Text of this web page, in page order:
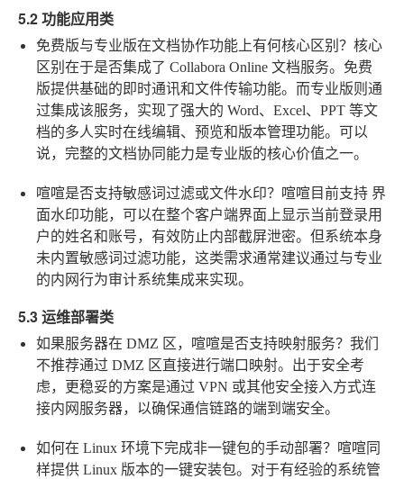
5.2 功能应用类
免费版与专业版在文档协作功能上有何核心区别？ 核心
区别在于是否集成了 Collabora Online 文档服务。免费
版提供基础的即时通讯和文件传输功能。而专业版则通
过集成该服务，实现了强大的 Word、Excel、PPT 等文
档的多人实时在线编辑、预览和版本管理功能。可以
说，完整的文档协同能力是专业版的核心价值之一。
喧喧是否支持敏感词过滤或文件水印？ 喧喧目前支持 界
面水印功能，可以在整个客户端界面上显示当前登录用
户的姓名和账号，有效防止内部截屏泄密。但系统本身
未内置敏感词过滤功能，这类需求通常建议通过与专业
的内网行为审计系统集成来实现。
5.3 运维部署类
如果服务器在 DMZ 区，喧喧是否支持映射服务？ 我们
不推荐通过 DMZ 区直接进行端口映射。出于安全考
虑，更稳妥的方案是通过 VPN 或其他安全接入方式连
接内网服务器，以确保通信链路的端到端安全。
如何在 Linux 环境下完成非一键包的手动部署？ 喧喧同
样提供 Linux 版本的一键安装包。对于有经验的系统管